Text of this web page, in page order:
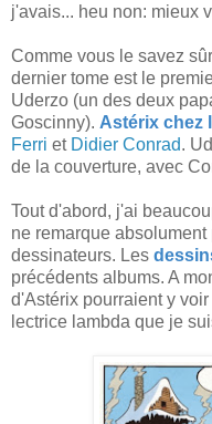
j'avais... heu non: mieux
Comme vous le savez
dernier tome est le
Uderzo (un des deux
Goscinny). Astérix chez
Ferri et Didier Conrad.
de la couverture, avec
Tout d'abord, j'ai
ne remarque
dessinateurs. Les
précédents albums. A
d'Astérix pourraient y
lectrice lambda que je